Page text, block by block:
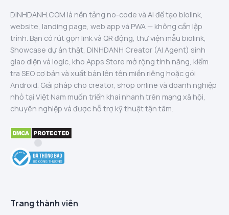
DINHDANH.COM là nền tảng no-code và AI để tạo biolink,
website, landing page, web app và PWA — không cần lập
trình. Bạn có rút gọn link và QR động, thư viện mẫu biolink,
Showcase dự án thật, DINHDANH Creator (AI Agent) sinh
giao diện và logic, kho Apps Store mở rộng tính năng, kiểm
tra SEO cơ bản và xuất bản lên tên miền riêng hoặc gói
Android. Giải pháp cho creator, shop online và doanh nghiệp
nhỏ tại Việt Nam muốn triển khai nhanh trên mạng xã hội,
chuyên nghiệp và được hỗ trợ kỹ thuật tận tâm.
Trang thành viên